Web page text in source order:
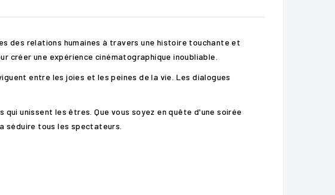
des relations humaines à travers une histoire touchante et
créer une expérience cinématographique inoubliable.
entre les joies et les peines de la vie. Les dialogues
unissent les êtres. Que vous soyez en quête d'une soirée
séduire tous les spectateurs.